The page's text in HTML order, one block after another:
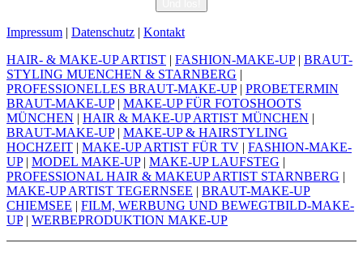
Impressum | Datenschutz | Kontakt
HAIR- & MAKE-UP ARTIST | FASHION-MAKE-UP| BRAUT-
STYLING MUENCHEN & STARNBERG |
PROFESSIONELLES BRAUT-MAKE-UP| PROBETERMIN
BRAUT-MAKE-UP| MAKE-UP FÜR FOTOSHOOTS
MÜNCHEN | HAIR & MAKE-UP ARTIST MÜNCHEN |
BRAUT-MAKE-UP| MAKE-UP & HAIRSTYLING
HOCHZEIT | MAKE-UP ARTIST FÜR TV | FASHION-MAKE-
UP| MODEL MAKE-UP| MAKE-UP LAUFSTEG |
PROFESSIONAL HAIR & MAKEUP ARTIST STARNBERG |
MAKE-UP ARTIST TEGERNSEE | BRAUT-MAKE-UP
CHIEMSEE | FILM, WERBUNG UND BEWEGTBILD-MAKE-
UP| WERBEPRODUKTION MAKE-UP